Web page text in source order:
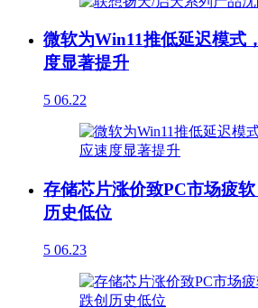
微软为Win11推低延迟模式
度显著提升
5 06.22
存储芯片涨价致PC市场疲
历史低位
5 06.23